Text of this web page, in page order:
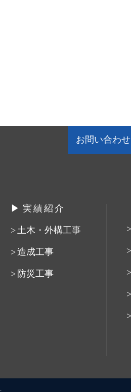
お問い合わせ
実績紹介
土木・外構工事
造成工事
防災工事